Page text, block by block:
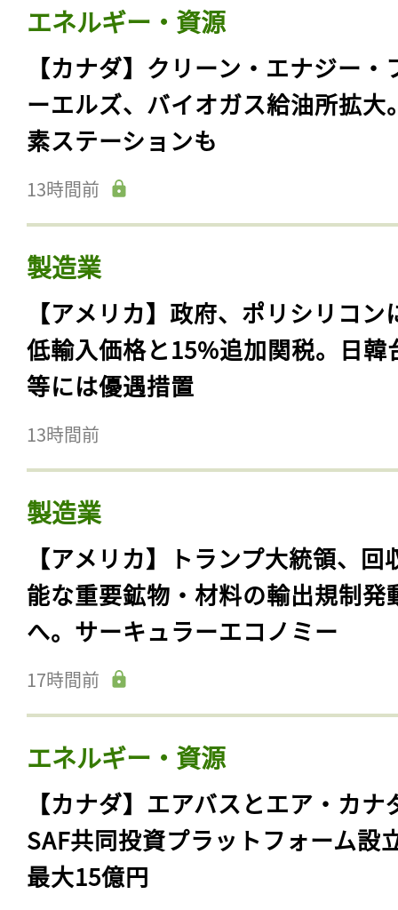
エネルギー・資源
【カナダ】クリーン・エナジー・
ーエルズ、バイオガス給油所拡大
素ステーションも
13時間前
製造業
【アメリカ】政府、ポリシリコン
低輸入価格と15%追加関税。日韓
等には優遇措置
13時間前
製造業
【アメリカ】トランプ大統領、回
能な重要鉱物・材料の輸出規制発
へ。サーキュラーエコノミー
17時間前
エネルギー・資源
【カナダ】エアバスとエア・カナ
SAF共同投資プラットフォーム設
最大15億円